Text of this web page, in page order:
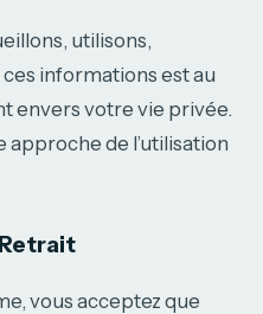
utilisons,
informations est au
envers votre vie privée.
de l’utilisation
vous acceptez que